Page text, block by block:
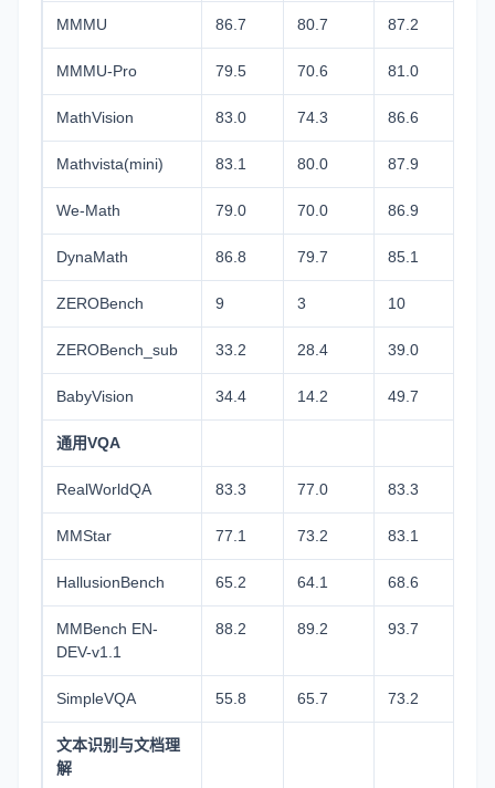
MMMU 86.7 80.7 87.2
MMMU-Pro 79.5 70.6 81.0
MathVision 83.0 74.3 86.6
Mathvista(mini) 83.1 80.0 87.9
We-Math 79.0 70.0 86.9
DynaMath 86.8 79.7 85.1
ZEROBench 9 3 10
ZEROBench_sub 33.2 28.4 39.0
BabyVision 34.4 14.2 49.7
通用VQA
RealWorldQA 83.3 77.0 83.3
MMStar 77.1 73.2 83.1
HallusionBench 65.2 64.1 68.6
MMBench EN-
DEV-v1.1
88.2 89.2 93.7
SimpleVQA 55.8 65.7 73.2
文本识别与文档理
解